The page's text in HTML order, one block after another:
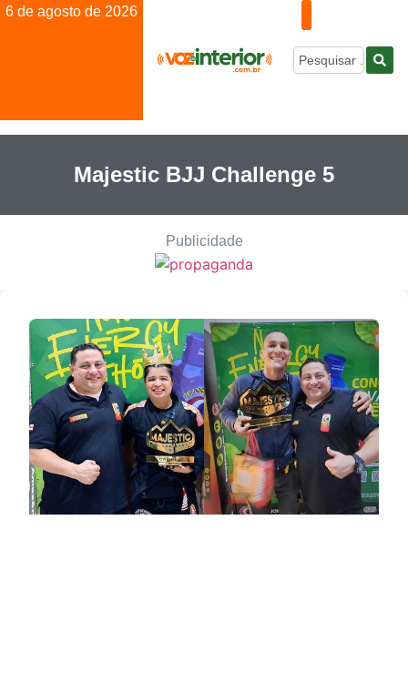
6 de agosto de 2026
Majestic BJJ Challenge 5
Publicidade